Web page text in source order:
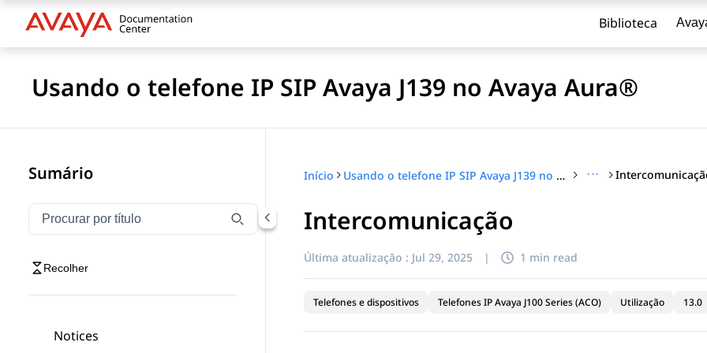
Biblioteca
Usando o telefone IP SIP Avaya J139 no Avaya Aura®
Sumário
Filtrar navegação por título
Digite para filtrar itens de navegação por título
Recolher
Notices
Início Usando o telefone IP SIP Avaya J139 no Avaya Aura® ···
Intercomunicação
Última atualização : Jul 29, 2025 | 1 min read
Telefones e dispositivos Telefones IP Avaya J100 Series (ACO) Utilização 13.0